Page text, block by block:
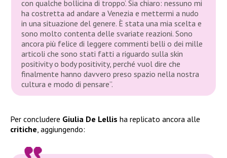
con qualche bollicina di troppo’. Sia chiaro: nessuno mi
ha costretta ad andare a Venezia e mettermi a nudo
in una situazione del genere. È stata una mia scelta e
sono molto contenta delle svariate reazioni. Sono
ancora più felice di leggere commenti belli o dei mille
articoli che sono stati fatti a riguardo sulla skin
positivity o body positivity, perché vuol dire che
finalmente hanno davvero preso spazio nella nostra
cultura e modo di pensare”.
Per concludere Giulia De Lellis ha replicato ancora alle
critiche , aggiungendo: